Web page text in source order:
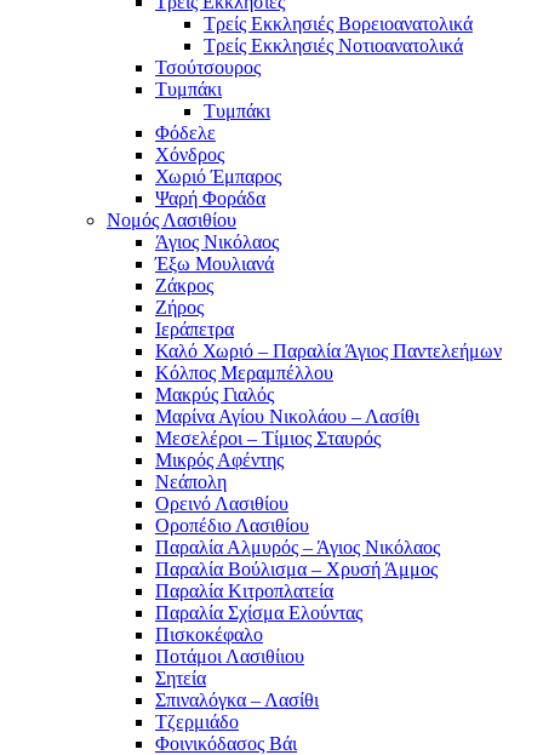
Τρείς Εκκλησιές Βορειοανατολικά
Τρείς Εκκλησιές Νοτιοανατολικά
Τσούτσουρος
Τυμπάκι
Τυμπάκι
Φόδελε
Χόνδρος
Χωριό Έμπαρος
Ψαρή Φοράδα
Νομός Λασιθίου
Άγιος Νικόλαος
Έξω Μουλιανά
Ζάκρος
Ζήρος
Ιεράπετρα
Καλό Χωριό – Παραλία Άγιος Παντελεήμων
Κόλπος Μεραμπέλλου
Μακρύς Γιαλός
Μαρίνα Αγίου Νικολάου – Λασίθι
Μεσελέροι – Τίμιος Σταυρός
Μικρός Αφέντης
Νεάπολη
Ορεινό Λασιθίου
Οροπέδιο Λασιθίου
Παραλία Αλμυρός – Άγιος Νικόλαος
Παραλία Βούλισμα – Χρυσή Άμμος
Παραλία Κιτροπλατεία
Παραλία Σχίσμα Ελούντας
Πισκοκέφαλο
Ποτάμοι Λασιθίιου
Σητεία
Σπιναλόγκα – Λασίθι
Τζερμιάδο
Φοινικόδασος Βάι